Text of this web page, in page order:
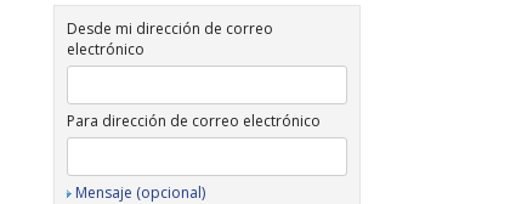
Desde mi dirección de correo
electrónico
Para dirección de correo electrónico
Mensaje (opcional)